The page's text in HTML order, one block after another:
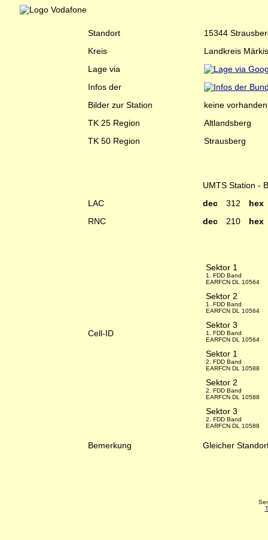
Standort
15344
Kreis
Landkreis
Lage via
Infos der
Bilder zur Station
keine vorhanden
TK 25 Region
Altlandsberg
TK 50 Region
Strausberg
UMTS Station -
LAC
dec 312
RNC
dec 210
Cell-ID
Sektor 1
1. FDD Band
EARFCN DL 10564
Sektor 2
1. FDD Band
EARFCN DL 10564
Sektor 3
1. FDD Band
EARFCN DL 10564
Sektor 1
2. FDD Band
EARFCN DL 10588
Sektor 2
2. FDD Band
EARFCN DL 10588
Sektor 3
2. FDD Band
EARFCN DL 10588
Bemerkung Gleicher